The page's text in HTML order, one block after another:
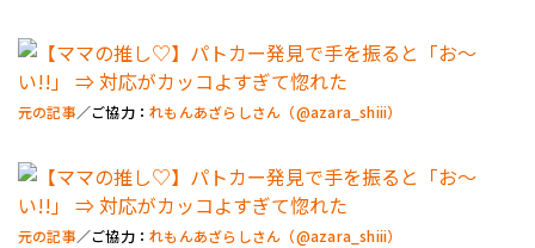
元の記事／ご協力：れもんあざらしさん（@azara_shiii）
元の記事／ご協力：れもんあざらしさん（@azara_shiii）